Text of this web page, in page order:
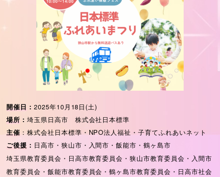
開催日 ： 2025年10月18日(土)
場所 ： 埼玉県日高市 株式会社日本標準
主催 ： 株式会社日本標準・NPO法人福祉・子育てふれあいネット
ご後援 ： 日高市・狭山市・入間市・飯能市・鶴ヶ島市
埼玉県教育委員会・日高市教育委員会・狭山市教育委員会・入間市
教育委員会・飯能市教育委員会・鶴ヶ島市教育委員会・日高市社会